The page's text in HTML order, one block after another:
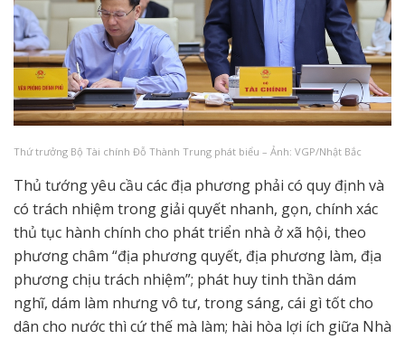
Thứ trưởng Bộ Tài chính Đỗ Thành Trung phát biểu – Ảnh: VGP/Nhật Bắc
Thủ tướng yêu cầu các địa phương phải có quy định và
có trách nhiệm trong giải quyết nhanh, gọn, chính xác
thủ tục hành chính cho phát triển nhà ở xã hội, theo
phương châm “địa phương quyết, địa phương làm, địa
phương chịu trách nhiệm”; phát huy tinh thần dám
nghĩ, dám làm nhưng vô tư, trong sáng, cái gì tốt cho
dân cho nước thì cứ thế mà làm; hài hòa lợi ích giữa Nhà